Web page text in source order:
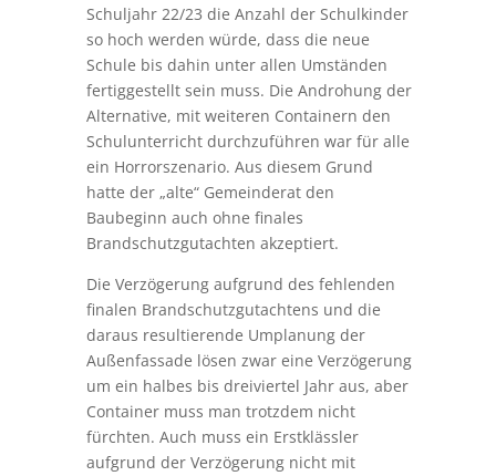
Schuljahr 22/23 die Anzahl der Schulkinder
so hoch werden würde, dass die neue
Schule bis dahin unter allen Umständen
fertiggestellt sein muss. Die Androhung der
Alternative, mit weiteren Containern den
Schulunterricht durchzuführen war für alle
ein Horrorszenario. Aus diesem Grund
hatte der „alte“ Gemeinderat den
Baubeginn auch ohne finales
Brandschutzgutachten akzeptiert.
Die Verzögerung aufgrund des fehlenden
finalen Brandschutzgutachtens und die
daraus resultierende Umplanung der
Außenfassade lösen zwar eine Verzögerung
um ein halbes bis dreiviertel Jahr aus, aber
Container muss man trotzdem nicht
fürchten. Auch muss ein Erstklässler
aufgrund der Verzögerung nicht mit